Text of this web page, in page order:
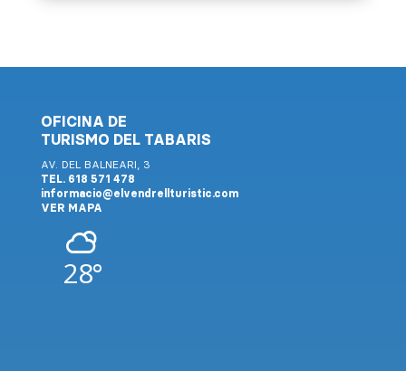
OFICINA DE
TURISMO DEL TABARIS
AV. DEL BALNEARI, 3
TEL. 618 571 478
informacio@elvendrellturistic.com
VER MAPA
28°